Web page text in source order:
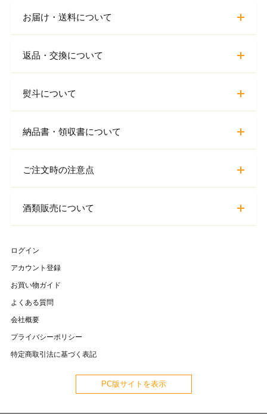
お届け・送料について
返品・交換について
熨斗について
納品書・領収書について
ご注文時の注意点
酒類販売について
ログイン
アカウント登録
お買い物ガイド
よくある質問
会社概要
プライバシーポリシー
特定商取引法に基づく表記
PC版サイトを表示